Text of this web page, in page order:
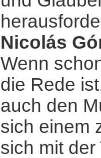
Nicolás
Wenn
die Rede
auch den
sich einem
sich mit der